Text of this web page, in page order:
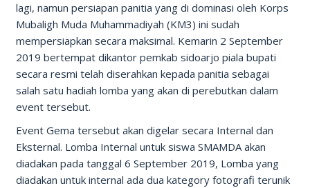
lagi, namun persiapan panitia yang di dominasi oleh Korps
Mubaligh Muda Muhammadiyah (KM3) ini sudah
mempersiapkan secara maksimal. Kemarin 2 September
2019 bertempat dikantor pemkab sidoarjo piala bupati
secara resmi telah diserahkan kepada panitia sebagai
salah satu hadiah lomba yang akan di perebutkan dalam
event tersebut.
Event Gema tersebut akan digelar secara Internal dan
Eksternal. Lomba Internal untuk siswa SMAMDA akan
diadakan pada tanggal 6 September 2019, Lomba yang
diadakan untuk internal ada dua kategory fotografi terunik